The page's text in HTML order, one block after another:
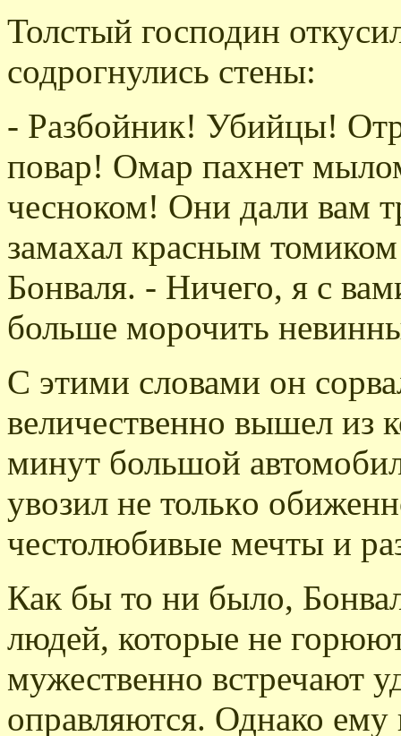
Толстый господин
содрогнулись стены:
- Разбойник! Убийцы!
повар! Омар пахнет
чесноком! Они дали вам
замахал красным
Бонваля. - Ничего, я с
больше морочить
С этими словами он
величественно вышел из
минут большой
увозил не только
честолюбивые мечты и
Как бы то ни было,
людей, которые не
мужественно встречают
оправляются. Однако